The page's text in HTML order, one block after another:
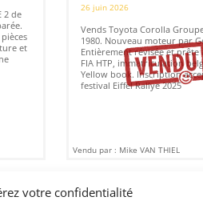
votre confidentialité
2 de
et
26 juin 2026
Vends Toyota Corolla
1980. Nouveau moteur par
Entièrement révisée et prête
FIA HTP, immatriculation
Yellow book. Inscription
festival Eiffel Rallye 2025
Vendu par : Mike VAN THIEL